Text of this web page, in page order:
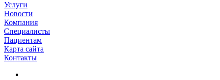
Услуги
Новости
Компания
Специалисты
Пациентам
Карта сайта
Контакты